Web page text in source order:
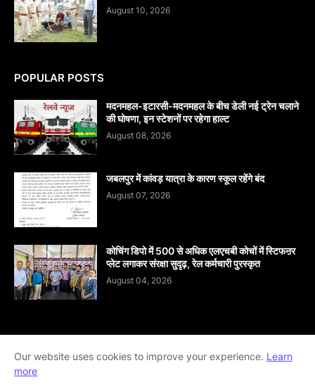
August 10, 2026
POPULAR POSTS
मदनमहल-इटारसी-मदनमहल के बीच डेली नई ट्रेन चलाने
की घोषणा, इन स्टेशनों पर रहेगा हाल्ट
August 08, 2026
जबलपुर में कांवड़ यात्रा के कारण स्कूल रहेंगे बंद
August 07, 2026
कोचिंग डिपो में 500 से अधिक एलएचबी कोचों में स्टिफऩर
प्लेट लगाकर संरक्षा सुदृढ़, रेल कर्मचारी पुरस्कृत
August 04, 2026
Home About contact-us
Disclaimer
Our website uses cookies to improve your experience. Learn
more